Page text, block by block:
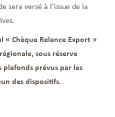
sera versé à l’issue de la
« Chèque Relance Export »
sous réserve
plafonds prévus par les
des dispositifs.